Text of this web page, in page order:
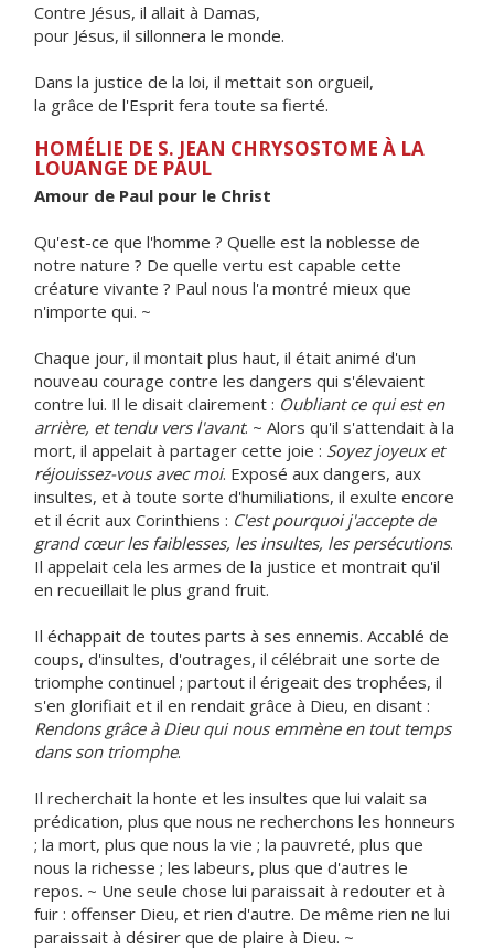
Contre Jésus, il allait à Damas,
pour Jésus, il sillonnera le monde.
Dans la justice de la loi, il mettait son orgueil,
la grâce de l'Esprit fera toute sa fierté.
HOMÉLIE DE S. JEAN CHRYSOSTOME À LA
LOUANGE DE PAUL
Amour de Paul pour le Christ
Qu'est-ce que l'homme ? Quelle est la noblesse de
notre nature ? De quelle vertu est capable cette
créature vivante ? Paul nous l'a montré mieux que
n'importe qui. ~
Chaque jour, il montait plus haut, il était animé d'un
nouveau courage contre les dangers qui s'élevaient
contre lui. Il le disait clairement : Oubliant ce qui est en
arrière, et tendu vers l'avant. ~ Alors qu'il s'attendait à la
mort, il appelait à partager cette joie : Soyez joyeux et
réjouissez-vous avec moi. Exposé aux dangers, aux
insultes, et à toute sorte d'humiliations, il exulte encore
et il écrit aux Corinthiens : C'est pourquoi j'accepte de
grand cœur les faiblesses, les insultes, les persécutions.
Il appelait cela les armes de la justice et montrait qu'il
en recueillait le plus grand fruit.
Il échappait de toutes parts à ses ennemis. Accablé de
coups, d'insultes, d'outrages, il célébrait une sorte de
triomphe continuel ; partout il érigeait des trophées, il
s'en glorifiait et il en rendait grâce à Dieu, en disant :
Rendons grâce à Dieu qui nous emmène en tout temps
dans son triomphe.
Il recherchait la honte et les insultes que lui valait sa
prédication, plus que nous ne recherchons les honneurs
; la mort, plus que nous la vie ; la pauvreté, plus que
nous la richesse ; les labeurs, plus que d'autres le
repos. ~ Une seule chose lui paraissait à redouter et à
fuir : offenser Dieu, et rien d'autre. De même rien ne lui
paraissait à désirer que de plaire à Dieu. ~